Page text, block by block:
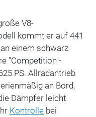
V8-
kommt er auf 441
einem schwarz
"Competition"-
PS. Allradantrieb
an Bord,
Dämpfer leicht
Kontrollebei